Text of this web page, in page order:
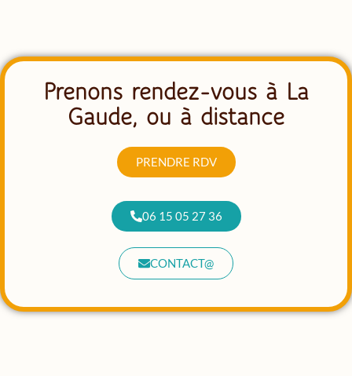
Prenons rendez-vous à La
Gaude, ou à distance
PRENDRE RDV
06 15 05 27 36
CONTACT@